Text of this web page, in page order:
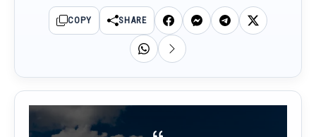
COPY SHARE